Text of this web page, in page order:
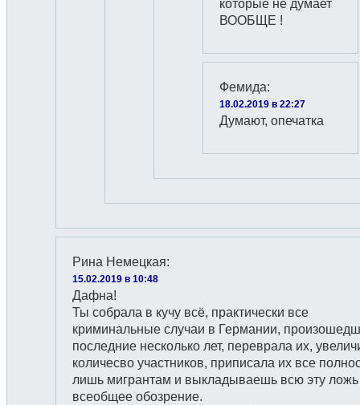
которые не думает
ВООБЩЕ !
Фемида:
18.02.2019 в 22:27
Думают, опечатка
Рина Немецкая:
15.02.2019 в 10:48
Дафна!
Ты собрала в кучу всё, практически все
криминальные случаи в Германии,
последние несколько лет, переврала их,
количесво участников, приписала их все
лишь мигрантам и выкладываешь всю эту
всеобщее обозрение.